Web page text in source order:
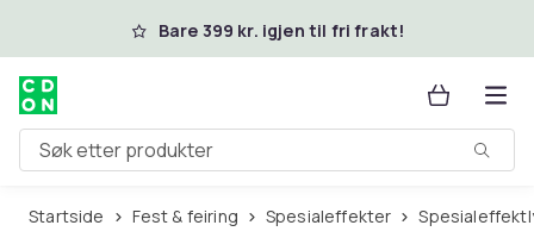
Hopp til hovedinnholdBare 399 kr. igjen til fri frakt!
Søk etter produkter
Startside Fest & feiring Spesialeffekter